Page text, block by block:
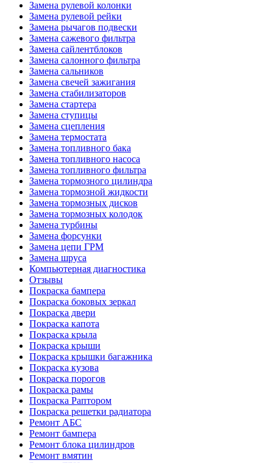
Замена рулевой колонки
Замена рулевой рейки
Замена рычагов подвески
Замена сажевого фильтра
Замена сайлентблоков
Замена салонного фильтра
Замена сальников
Замена свечей зажигания
Замена стабилизаторов
Замена стартера
Замена ступицы
Замена сцепления
Замена термостата
Замена топливного бака
Замена топливного насоса
Замена топливного фильтра
Замена тормозного цилиндра
Замена тормозной жидкости
Замена тормозных дисков
Замена тормозных колодок
Замена турбины
Замена форсунки
Замена цепи ГРМ
Замена шруса
Компьютерная диагностика
Отзывы
Покраска бампера
Покраска боковых зеркал
Покраска двери
Покраска капота
Покраска крыла
Покраска крыши
Покраска крышки багажника
Покраска кузова
Покраска порогов
Покраска рамы
Покраска Раптором
Покраска решетки радиатора
Ремонт АБС
Ремонт бампера
Ремонт блока цилиндров
Ремонт вмятин